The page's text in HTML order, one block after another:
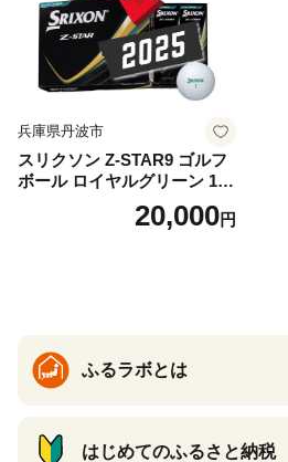
兵庫県丹波市
スリクソン Z-STAR9 ゴルフ
ボール ロイヤルグリーン 1ダ
ース 12球 兵庫県丹波市 ふる
20,000円
ふるラボとは
はじめてのふるさと納税